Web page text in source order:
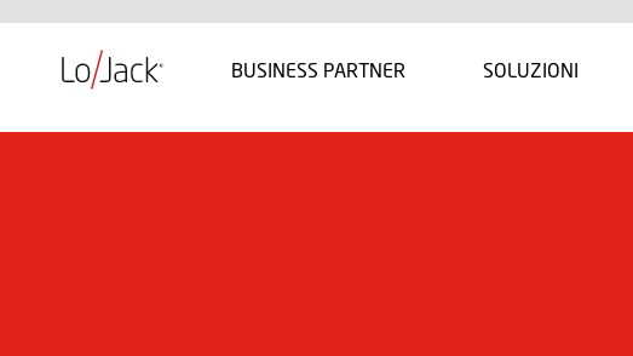
BUSINESS PARTNER SOLUZIONI